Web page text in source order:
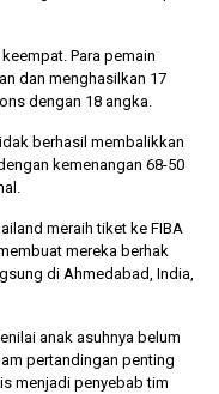
Para pemain
dan menghasilkan 17
dengan 18 angka.
berhasil membalikkan
kemenangan 68-50
meraih tiket ke FIBA
mereka berhak
di Ahmedabad, India,
anak asuhnya belum
pertandingan penting
menjadi penyebab tim